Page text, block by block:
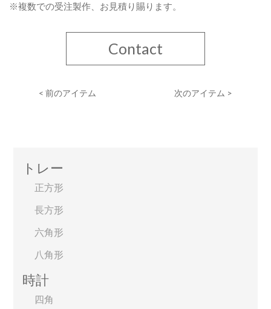
※複数での受注製作、お見積り賜ります。
Contact
< 前のアイテム 次のアイテム >
トレー
正方形
長方形
六角形
八角形
時計
四角